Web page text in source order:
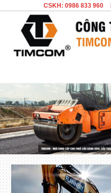
CSKH: 0986 833 960